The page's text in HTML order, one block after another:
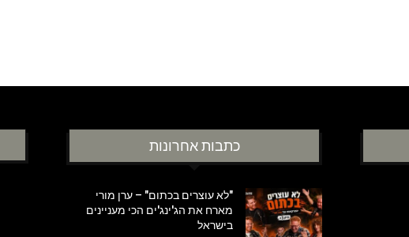
כתבות אחרונות
"לא עוצרים בכתום" – ערן מורי
מארח את הג'ינג'ים הכי מעניינים
בישראל